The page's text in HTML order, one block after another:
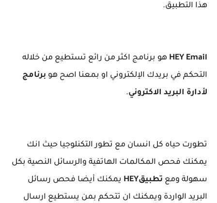
هذا التطبيق.
HEY Email هو برنامج اكثر من رائع تستطيع من خلاله
التحكم في بريدك الإلكتروني او بمعنا اصح هو برنامج
لأدارة البريد الاكتروني.
تطورت حياه كل انسان مع تطور التكنلوجيا حيث انك
يمكنك فحص المكالمات الهاتفية والرسائل النصية بكل
سهولة ومع تطبيقHEY يمكنك أيضا فحص رسائل
البريد الواردة ويمكنك ان تتحكم بمن يستطيع ارسال